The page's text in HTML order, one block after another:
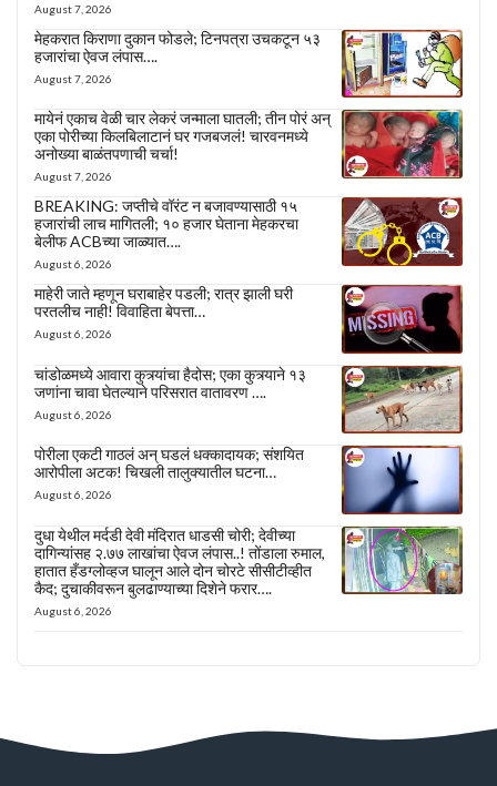
August 7, 2026
मेहकरात किराणा दुकान फोडले; टिनपत्रा उचकटून ५३
हजारांचा ऐवज लंपास….
August 7, 2026
मायेनं एकाच वेळी चार लेकरं जन्माला घातली; तीन पोरं अन्
एका पोरीच्या किलबिलाटानं घर गजबजलं! चारवनमध्ये
अनोख्या बाळंतपणाची चर्चा!
August 7, 2026
BREAKING: जप्तीचे वॉरंट न बजावण्यासाठी १५
हजारांची लाच मागितली; १० हजार घेताना मेहकरचा
बेलीफ ACBच्या जाळ्यात….
August 6, 2026
माहेरी जाते म्हणून घराबाहेर पडली; रात्र झाली घरी
परतलीच नाही! विवाहिता बेपत्ता…
August 6, 2026
चांडोळमध्ये आवारा कुत्र्यांचा हैदोस; एका कुत्र्याने १३
जणांना चावा घेतल्याने परिसरात वातावरण ….
August 6, 2026
पोरीला एकटी गाठलं अन् घडलं धक्कादायक; संशयित
आरोपीला अटक! चिखली तालुक्यातील घटना…
August 6, 2026
दुधा येथील मर्दडी देवी मंदिरात धाडसी चोरी; देवीच्या
दागिन्यांसह २.७७ लाखांचा ऐवज लंपास..! तोंडाला रुमाल,
हातात हँडग्लोव्हज घालून आले दोन चोरटे सीसीटीव्हीत
कैद; दुचाकीवरून बुलढाण्याच्या दिशेने फरार….
August 6, 2026